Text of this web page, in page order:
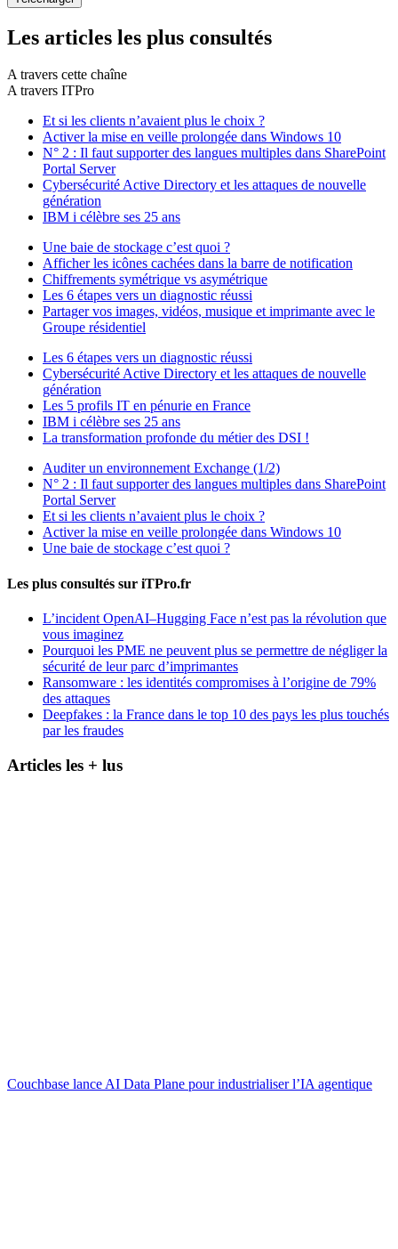
Les articles les plus consultés
A travers cette chaîne
A travers ITPro
Et si les clients n’avaient plus le choix ?
Activer la mise en veille prolongée dans Windows 10
N° 2 : Il faut supporter des langues multiples dans SharePoint
Portal Server
Cybersécurité Active Directory et les attaques de nouvelle
génération
IBM i célèbre ses 25 ans
Une baie de stockage c’est quoi ?
Afficher les icônes cachées dans la barre de notification
Chiffrements symétrique vs asymétrique
Les 6 étapes vers un diagnostic réussi
Partager vos images, vidéos, musique et imprimante avec le
Groupe résidentiel
Les 6 étapes vers un diagnostic réussi
Cybersécurité Active Directory et les attaques de nouvelle
génération
Les 5 profils IT en pénurie en France
IBM i célèbre ses 25 ans
La transformation profonde du métier des DSI !
Auditer un environnement Exchange (1/2)
N° 2 : Il faut supporter des langues multiples dans SharePoint
Portal Server
Et si les clients n’avaient plus le choix ?
Activer la mise en veille prolongée dans Windows 10
Une baie de stockage c’est quoi ?
Les plus consultés sur iTPro.fr
L’incident OpenAI–Hugging Face n’est pas la révolution que
vous imaginez
Pourquoi les PME ne peuvent plus se permettre de négliger la
sécurité de leur parc d’imprimantes
Ransomware : les identités compromises à l’origine de 79%
des attaques
Deepfakes : la France dans le top 10 des pays les plus touchés
par les fraudes
Articles les + lus
Couchbase lance AI Data Plane pour industrialiser l’IA agentique